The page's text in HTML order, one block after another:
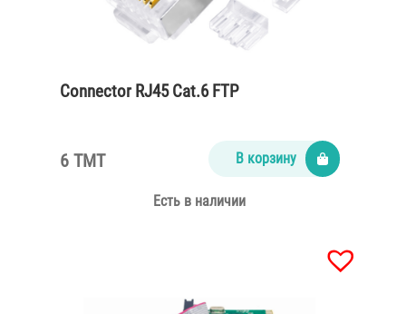
Connector RJ45 Cat.6 FTP
6 TMT В корзину
Есть в наличии